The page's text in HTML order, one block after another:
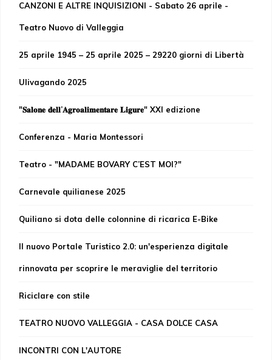
CANZONI E ALTRE INQUISIZIONI - Sabato 26 aprile -
Teatro Nuovo di Valleggia
25 aprile 1945 – 25 aprile 2025 – 29220 giorni di Libertà
Ulivagando 2025
"𝐒𝐚𝐥𝐨𝐧𝐞 𝐝𝐞𝐥𝐥’𝐀𝐠𝐫𝐨𝐚𝐥𝐢𝐦𝐞𝐧𝐭𝐚𝐫𝐞 𝐋𝐢𝐠𝐮𝐫𝐞" XXI edizione
Conferenza - Maria Montessori
Teatro - "MADAME BOVARY C’EST MOI?"
Carnevale quilianese 2025
Quiliano si dota delle colonnine di ricarica E-Bike
Il nuovo Portale Turistico 2.0: un'esperienza digitale
rinnovata per scoprire le meraviglie del territorio
Riciclare con stile
TEATRO NUOVO VALLEGGIA - CASA DOLCE CASA
INCONTRI CON L'AUTORE